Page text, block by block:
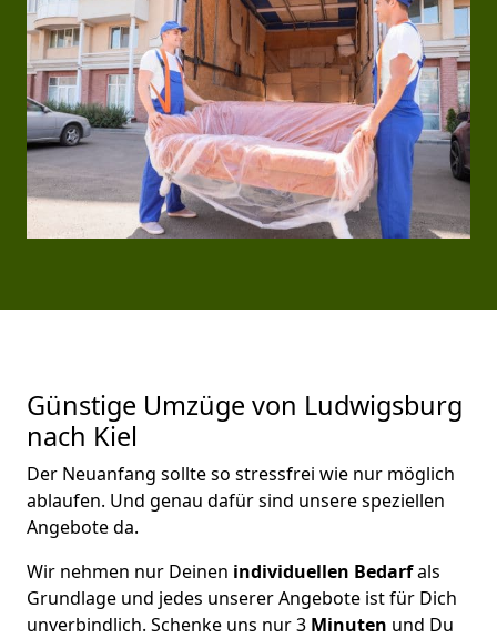
Günstige Umzüge von Ludwigsburg
nach Kiel
Der Neuanfang sollte so stressfrei wie nur möglich
ablaufen. Und genau dafür sind unsere speziellen
Angebote da.
Wir nehmen nur Deinen individuellen Bedarfals
Grundlage und jedes unserer Angebote ist für Dich
unverbindlich. Schenke uns nur 3 Minuten und Du